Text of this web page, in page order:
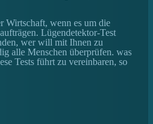
Wirtschaft, wenn es um die
Lügendetektor-Test
wer will mit Ihnen zu
alle Menschen überprüfen. was
Tests führt zu vereinbaren, so